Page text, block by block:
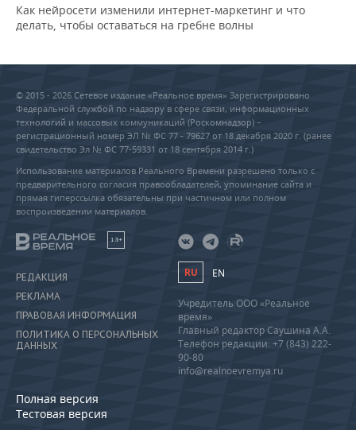
Как нейросети изменили интернет-маркетинг и что
делать, чтобы оставаться на гребне волны
© 2015 - 2026 Сетевое издание «Реальное время» Зарегистрировано
Федеральной службой по надзору в сфере связи, информационных
технологий и массовых коммуникаций (Роскомнадзор) –
регистрационный номер ЭЛ № ФС 77 - 79627 от 18 декабря 2020 г. (ранее
свидетельство Эл № ФС 77-59331 от 18 сентября 2014 г.)
Использование материалов Реального Времени разрешено только с
предварительного согласия правообладателей, упоминание сайта и
прямая гиперссылка обязательны при частичном или полном
воспроизведении материалов.
18+
РЕДАКЦИЯ
РЕКЛАМА
ПРАВОВАЯ ИНФОРМАЦИЯ
ПОЛИТИКА О ПЕРСОНАЛЬНЫХ
ДАННЫХ
Полная версия
Тестовая версия
RU EN
Учредитель ООО «Реальное
время»
Главный редактор Саушина А.А.
Телефон редакции: +7 (843) 222-
90-80
info@realnoevremya.ru